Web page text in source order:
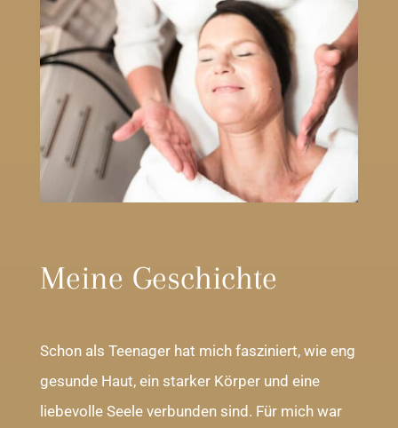
Meine Geschichte
Schon als Teenager hat mich fasziniert, wie eng
gesunde Haut, ein starker Körper und eine
liebevolle Seele verbunden sind. Für mich war